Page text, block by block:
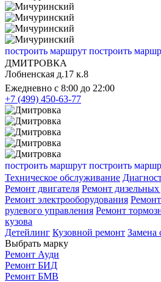
построить маршрут построить
ДМИТРОВКА
Лобненская д.17 к.8
Ежедневно с 8:00 до 22:00
+7 (499) 450-63-77
построить маршрут построить
Техническое обслуживание
Ремонт двигателя Ремонт дизельных
Ремонт электрооборудования
рулевого управления Ремонт
кузова
Детейлинг Кузовной ремонт Замена
Выбрать марку
Ремонт Ауди
Ремонт БИД
Ремонт БМВ